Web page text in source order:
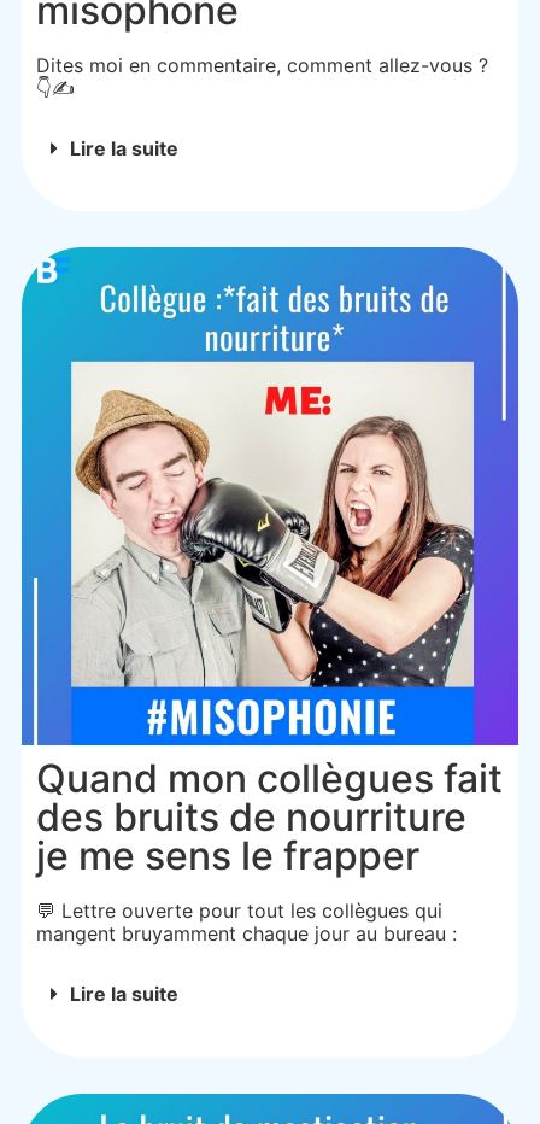
misophone
Dites moi en commentaire, comment allez-vous ?
👇✍️
Lire la suite
Quand mon collègues fait
des bruits de nourriture
je me sens le frapper
💬 Lettre ouverte pour tout les collègues qui
mangent bruyamment chaque jour au bureau :
Lire la suite